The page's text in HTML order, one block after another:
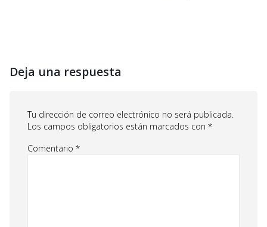
Deja una respuesta
Tu dirección de correo electrónico no será publicada.
Los campos obligatorios están marcados con *
Comentario *